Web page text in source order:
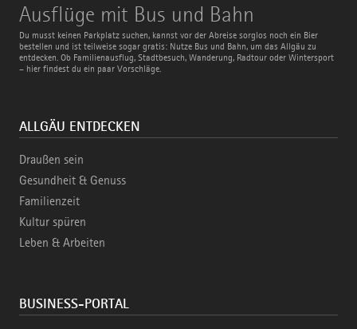
Ausflüge mit Bus und Bahn
Du musst keinen Parkplatz suchen, kannst vor der Abreise sorglos noch ein Bier
bestellen und ist teilweise sogar gratis: Nutze Bus und Bahn, um das Allgäu zu
entdecken. Ob Familienausflug, Stadtbesuch, Wanderung, Radtour oder Wintersport
– hier findest du ein paar Vorschläge.
Ausflüge
mit
Bus
und
Bahn
ALLGÄU ENTDECKEN
Draußen sein
Gesundheit & Genuss
Familienzeit
Kultur spüren
Leben & Arbeiten
BUSINESS-PORTAL